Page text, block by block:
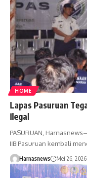
HOME
Lapas Pasuruan
Ilegal
PASURUAN,
IIB Pasuruan kembali
Harnasnews Mei 26, 2026